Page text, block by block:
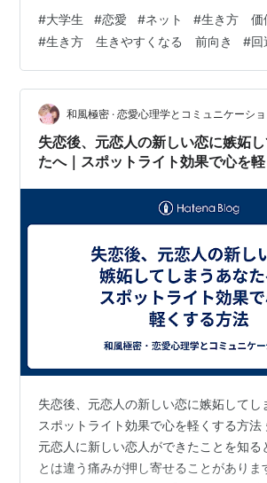
ん）がいて結構連絡取り合ってるんだけ
嬉しいし、返信こないとすぐ「変なこと
な」「嫌われた？」「面倒がられた？」
なってしまうの。Yくんだけじゃなくて
かにも思っちゃうんだけどね。そんなん
苦手で面倒になって、大学でもぼっちし
#大学生 #恋愛 #ネット #生き方 価
#生き方 生きやすくなる 前向き #回
和風極密 · 恋愛心理学とコミュニケーシ
失恋後、元恋人の新しい恋に嫉妬
たへ｜スポットライト効果で心を
失恋後、元恋人の新しい恋に嫉妬してし
スポットライト効果で心を軽くする方法
元恋人に新しい恋人ができたことを知る
とは違う痛みが押し寄せることがありま